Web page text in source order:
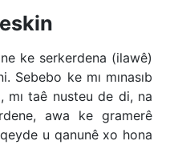
ke serkerdena (ilawê)
Sebebo ke mı mınasıb
mı taê nusteu de di, na
awa ke gramerê
u qanunê xo hona